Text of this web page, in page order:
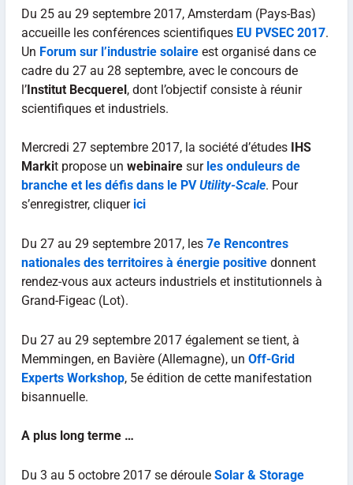
Du 25 au 29 septembre 2017, Amsterdam (Pays-Bas)
accueille les conférences scientifiques EU PVSEC 2017.
Un Forum sur l’industrie solaireest organisé dans ce
cadre du 27 au 28 septembre, avec le concours de
l’Institut Becquerel, dont l’objectif consiste à réunir
scientifiques et industriels.
Mercredi 27 septembre 2017, la société d’études
IHS
Markit propose un webinairesur les onduleurs de
branche et les défis dans le PVUtility-Scale. Pour
s’enregistrer, cliquer ici
Du 27 au 29 septembre 2017, les 7e Rencontres
nationales des territoires à énergie positivedonnent
rendez-vous aux acteurs industriels et institutionnels à
Grand-Figeac (Lot).
Du 27 au 29 septembre 2017 également se tient, à
Memmingen, en Bavière (Allemagne), un Off-Grid
Experts Workshop, 5e édition de cette manifestation
bisannuelle.
A plus long terme …
Du 3 au 5 octobre 2017 se déroule Solar & Storage